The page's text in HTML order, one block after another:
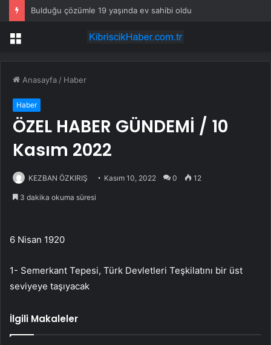
Bulduğu çözümle 19 yaşında ev sahibi oldu
Menü
Anasayfa / Haber
Haber
ÖZEL HABER GÜNDEMİ / 10
Kasım 2022
KEZBAN ÖZKIRIŞ Kasım 10, 2022 0 12
3 dakika okuma süresi
6 Nisan 1920
1- Semerkant Tepesi, Türk Devletleri Teşkilatını bir üst
seviyeye taşıyacak
İlgili Makaleler